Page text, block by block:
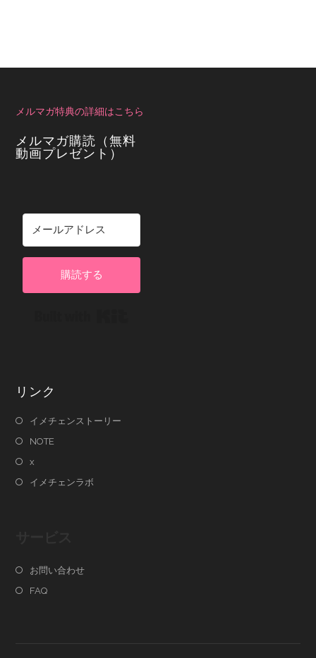
メルマガ特典の詳細はこちら
メルマガ購読（無料
動画プレゼント）
購読する
リンク
イメチェンストーリー
NOTE
x
イメチェンラボ
お問い合わせ
FAQ